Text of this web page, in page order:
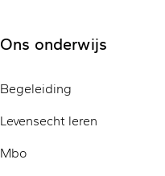
Ons onderwijs
Begeleiding
Levensecht leren
Mbo